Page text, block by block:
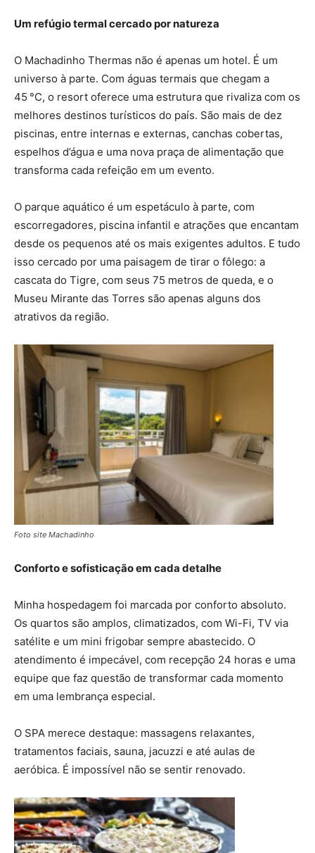
Um refúgio termal cercado por natureza
O Machadinho Thermas não é apenas um hotel. É um
universo à parte. Com águas termais que chegam a
45 °C, o resort oferece uma estrutura que rivaliza com os
melhores destinos turísticos do país. São mais de dez
piscinas, entre internas e externas, canchas cobertas,
espelhos d’água e uma nova praça de alimentação que
transforma cada refeição em um evento.
O parque aquático é um espetáculo à parte, com
escorregadores, piscina infantil e atrações que encantam
desde os pequenos até os mais exigentes adultos. E tudo
isso cercado por uma paisagem de tirar o fôlego: a
cascata do Tigre, com seus 75 metros de queda, e o
Museu Mirante das Torres são apenas alguns dos
atrativos da região.
Foto site Machadinho
Conforto e sofisticação em cada detalhe
Minha hospedagem foi marcada por conforto absoluto.
Os quartos são amplos, climatizados, com Wi-Fi, TV via
satélite e um mini frigobar sempre abastecido. O
atendimento é impecável, com recepção 24 horas e uma
equipe que faz questão de transformar cada momento
em uma lembrança especial.
O SPA merece destaque: massagens relaxantes,
tratamentos faciais, sauna, jacuzzi e até aulas de
aeróbica. É impossível não se sentir renovado.